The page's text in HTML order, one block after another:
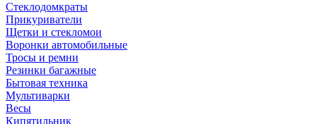
Стеклодомкраты
Прикуриватели
Щетки и стекломои
Воронки автомобильные
Тросы и ремни
Резинки багажные
Бытовая техника
Мультиварки
Весы
Кипятильник